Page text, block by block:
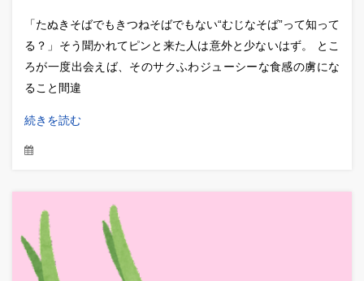
「たぬきそばでもきつねそばでもない“むじなそば”って知って
る？」そう聞かれてピンと来た人は意外と少ないはず。 とこ
ろが一度出会えば、そのサクふわジューシーな食感の虜にな
ること間違
続きを読む